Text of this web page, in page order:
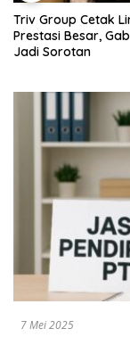
Triv Group Cetak
Prestasi Besar,
Jadi Sorotan
7 Mei 2025